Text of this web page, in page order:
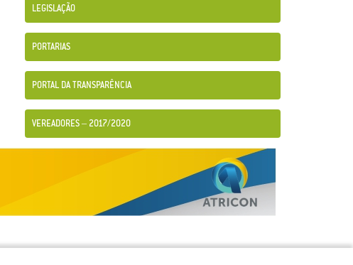
LEGISLAÇÃO
PORTARIAS
PORTAL DA TRANSPARÊNCIA
VEREADORES – 2017/2020